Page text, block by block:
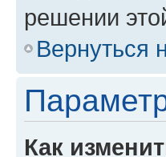
решении
Вернуться
Как